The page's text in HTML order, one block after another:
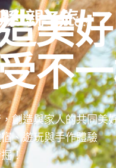
美
不
創造與家人的共同美
、遊玩與手作體驗
！